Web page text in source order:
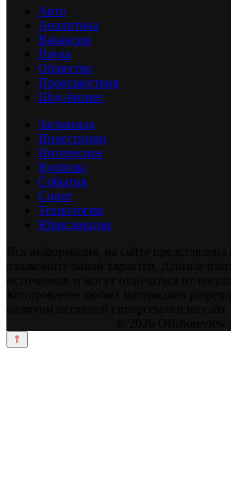
Авто
Аналитика
Вакансии
Наука
Общество
Происшествия
Шоу-бизнес
Заграница
Инвестиции
Интересное
Курйозы
События
Спорт
Технологии
Юрисдикции